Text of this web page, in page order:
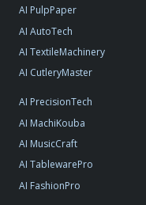
AI PulpPaper
AI AutoTech
AI TextileMachinery
AI CutleryMaster
AI PrecisionTech
AI MachiKouba
AI MusicCraft
AI TablewarePro
AI FashionPro